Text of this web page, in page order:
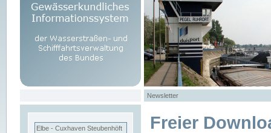
Newsletter
Elbe - Cuxhaven Steubenhöft Freier